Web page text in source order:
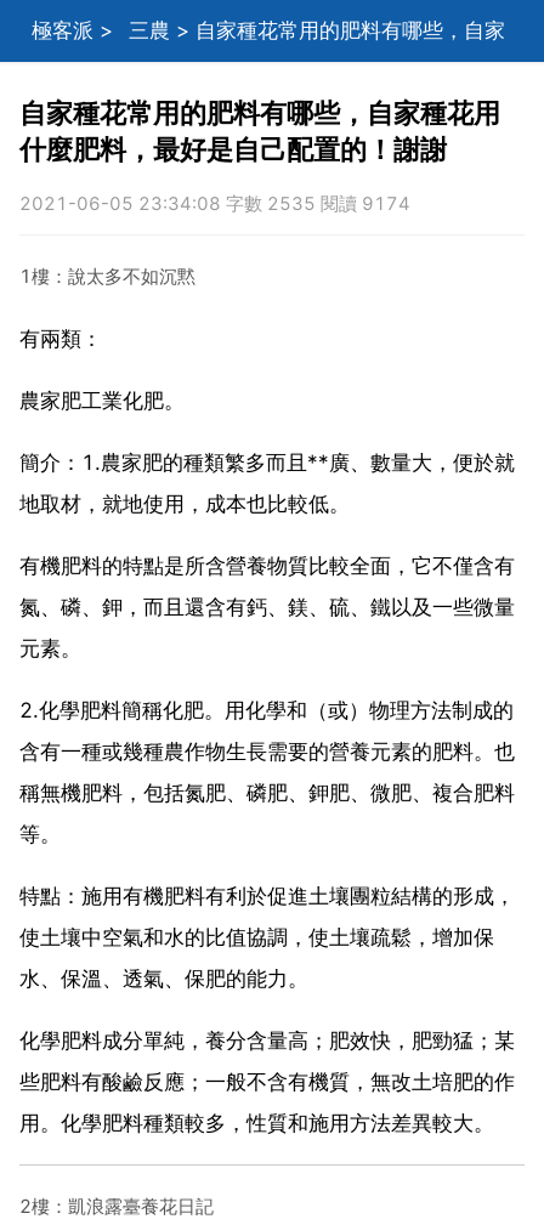
極客派 > 三農 > 自家種花常用的肥料有哪些，自家
種花用什麼肥料，最好是自己配置的！謝謝
自家種花常用的肥料有哪些，自家種花用
什麼肥料，最好是自己配置的！謝謝
2021-06-05 23:34:08 字數 2535 閱讀 9174
1樓：說太多不如沉黙
有兩類：
農家肥工業化肥。
簡介：1.農家肥的種類繁多而且**廣、數量大，便於就
地取材，就地使用，成本也比較低。
有機肥料的特點是所含營養物質比較全面，它不僅含有
氮、磷、鉀，而且還含有鈣、鎂、硫、鐵以及一些微量
元素。
2.化學肥料簡稱化肥。用化學和（或）物理方法制成的
含有一種或幾種農作物生長需要的營養元素的肥料。也
稱無機肥料，包括氮肥、磷肥、鉀肥、微肥、複合肥料
等。
特點：施用有機肥料有利於促進土壤團粒結構的形成，
使土壤中空氣和水的比值協調，使土壤疏鬆，增加保
水、保溫、透氣、保肥的能力。
化學肥料成分單純，養分含量高；肥效快，肥勁猛；某
些肥料有酸鹼反應；一般不含有機質，無改土培肥的作
用。化學肥料種類較多，性質和施用方法差異較大。
2樓：凱浪露臺養花日記